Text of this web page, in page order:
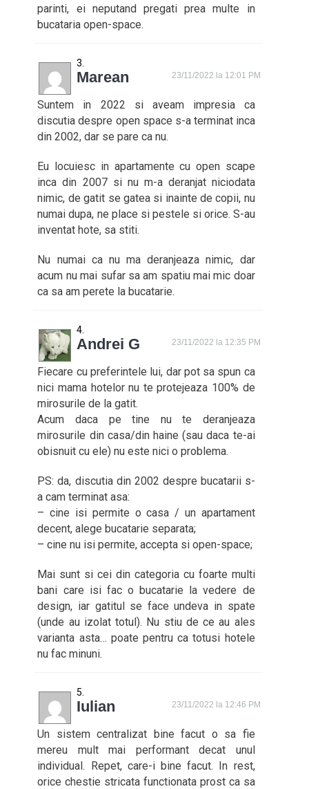
parinti, ei neputand pregati prea multe in
bucataria open-space.
Marean 23/11/2022 la 12:01 PM
Suntem in 2022 si aveam impresia ca
discutia despre open space s-a terminat inca
din 2002, dar se pare ca nu.
Eu locuiesc in apartamente cu open scape
inca din 2007 si nu m-a deranjat niciodata
nimic, de gatit se gatea si inainte de copii, nu
numai dupa, ne place si pestele si orice. S-au
inventat hote, sa stiti.
Nu numai ca nu ma deranjeaza nimic, dar
acum nu mai sufar sa am spatiu mai mic doar
ca sa am perete la bucatarie.
Andrei G 23/11/2022 la 12:35 PM
Fiecare cu preferintele lui, dar pot sa spun ca
nici mama hotelor nu te protejeaza 100% de
mirosurile de la gatit.
Acum daca pe tine nu te deranjeaza
mirosurile din casa/din haine (sau daca te-ai
obisnuit cu ele) nu este nici o problema.
PS: da, discutia din 2002 despre bucatarii s-
a cam terminat asa:
– cine isi permite o casa / un apartament
decent, alege bucatarie separata;
– cine nu isi permite, accepta si open-space;
Mai sunt si cei din categoria cu foarte multi
bani care isi fac o bucatarie la vedere de
design, iar gatitul se face undeva in spate
(unde au izolat totul). Nu stiu de ce au ales
varianta asta… poate pentru ca totusi hotele
nu fac minuni.
Iulian 23/11/2022 la 12:46 PM
Un sistem centralizat bine facut o sa fie
mereu mult mai performant decat unul
individual. Repet, care-i bine facut. In rest,
orice chestie stricata functionata prost ca sa